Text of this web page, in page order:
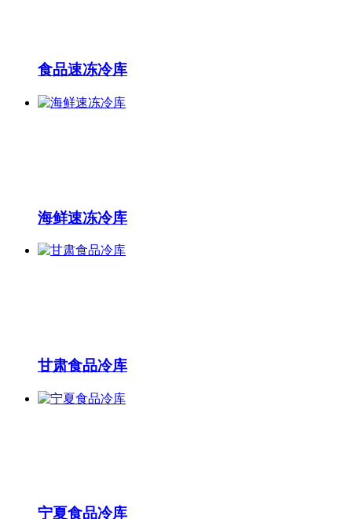
食品速冻冷库
海鲜速冻冷库
甘肃食品冷库
宁夏食品冷库